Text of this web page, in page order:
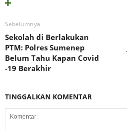
Sebelumnya
Sekolah di Berlakukan
PTM: Polres Sumenep
Belum Tahu Kapan Covid
-19 Berakhir
TINGGALKAN KOMENTAR